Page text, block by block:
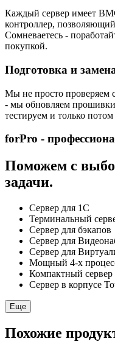
Каждый сервер имеет
контроллер,
Сомневаетесь -
покупкой.
Подготовка и
Мы не просто проверяем
- мы обновляем
тестируем и только
forPro -
Поможем с
задачи.
Сервер для 1С
Терминальный
Сервер для бэкапов
Сервер для
Сервер для
Мощный 4-х
Компактный сервер
Сервер в корпусе
Еще
Похожие